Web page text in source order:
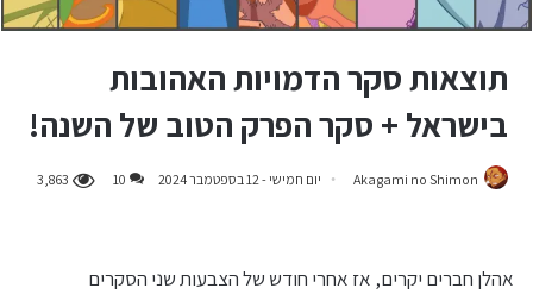
תוצאות סקר הדמויות האהובות
בישראל + סקר הפרק הטוב של השנה!
Akagami no Shimon יום חמישי - 12 בספטמבר 2024 10
3,863
אהלן חברים יקרים, אז אחרי חודש של הצבעות שני הסקרים